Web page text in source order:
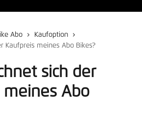
Abo
Kaufoption
Kaufpreis meines Abo Bikes?
sich der
meines Abo